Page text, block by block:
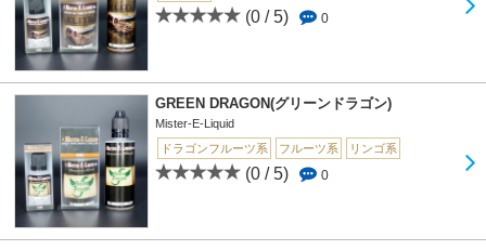
(0 / 5) 0
GREEN DRAGON(グリーンドラゴン)
Mister-E-Liquid
ドラゴンフルーツ系
フルーツ系 リンゴ系
(0 / 5) 0